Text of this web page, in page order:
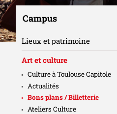
Campus
Lieux et patrimoine
Art et culture
Culture à Toulouse Capitole
Actualités
Bons plans / Billetterie
Ateliers Culture